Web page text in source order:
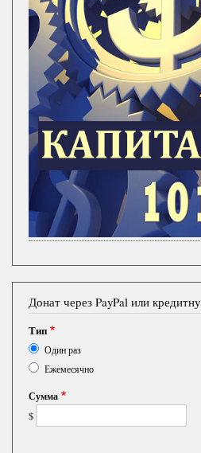
Донат через PayPal или
Тип
Один раз
Ежемесячно
Сумма
$